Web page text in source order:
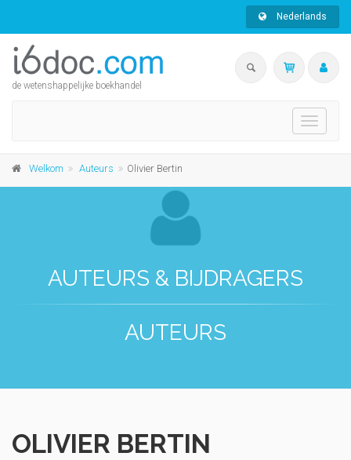
Nederlands
de wetenshappelijke boekhandel
Toggle
Welkom Auteurs Olivier Bertin
AUTEURS & BIJDRAGERS
AUTEURS
OLIVIER BERTIN